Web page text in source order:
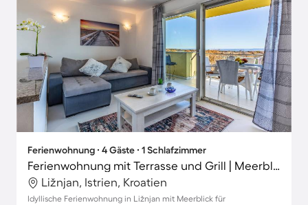
Ferienwohnung ∙ 4 Gäste ∙ 1 Schlafzimmer
Ferienwohnung mit Terrasse und Grill | Meerblick
Ližnjan, Istrien, Kroatien
Idyllische Ferienwohnung in Ližnjan mit Meerblick für